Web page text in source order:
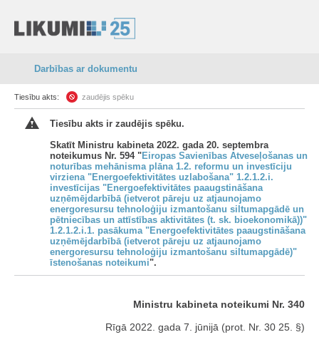
Darbības ar dokumentu
Tiesību akts: zaudējis spēku
Tiesību akts ir zaudējis spēku.
Skatīt Ministru kabineta 2022. gada 20. septembra
noteikumus Nr. 594 "Eiropas Savienības Atveseļošanas un
noturības mehānisma plāna 1.2. reformu un investīciju
virziena "Energoefektivitātes uzlabošana" 1.2.1.2.i.
investīcijas "Energoefektivitātes paaugstināšana
uzņēmējdarbībā (ietverot pāreju uz atjaunojamo
energoresursu tehnoloģiju izmantošanu siltumapgādē un
pētniecības un attīstības aktivitātes (t. sk. bioekonomikā))"
1.2.1.2.i.1. pasākuma "Energoefektivitātes paaugstināšana
uzņēmējdarbībā (ietverot pāreju uz atjaunojamo
energoresursu tehnoloģiju izmantošanu siltumapgādē)"
īstenošanas noteikumi".
Ministru kabineta noteikumi Nr. 340
Rīgā 2022. gada 7. jūnijā (prot. Nr. 30 25. §)